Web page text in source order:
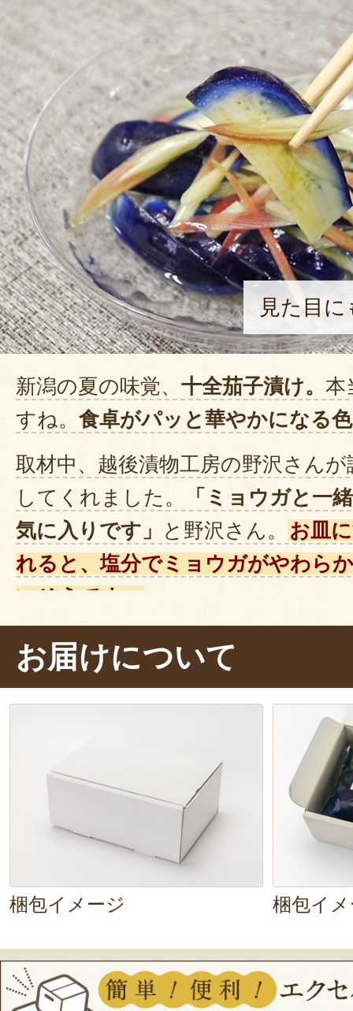
見た目
新潟の夏の味覚、 十全茄子漬け。 本
すね。 食卓がパッと華やかになる色
取材中、越後漬物工房の野沢さん
してくれました。
「ミョウガと一
気に入りです」
と野沢さん。
お皿
れると、塩分でミョウガがやわら
いそうです。
では、パクリ……うん、さっぱり
け汁があふれ出ます。とても
汁のしょっぱさと茄子の甘みのバ
ョウガの苦味が茄子の甘さをさら
すね。めちゃくちゃ美味しいです
お届けについて
梱包イメージ 梱包イ